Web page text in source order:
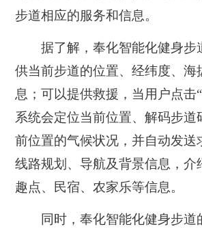
步道相应的服务和信息。
据了解，奉化智能化健身步
供当前步道的位置、经纬度、海
息；可以提供救援，当用户点击
系统会定位当前位置、解码步道
前位置的气候状况，并自动发送
线路规划、导航及背景信息，介
趣点、民宿、农家乐等信息。
同时，奉化智能化健身步道